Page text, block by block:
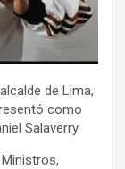
de Lima,
como
Salaverry.